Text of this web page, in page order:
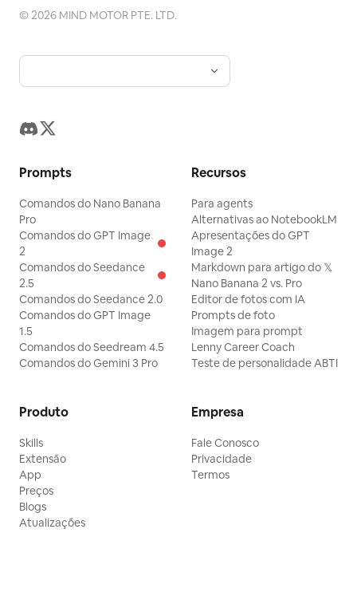
©2026 MIND MOTOR PTE. LTD.
Prompts
Comandos do Nano Banana
Pro
Comandos do GPT Image
2
Comandos do Seedance
2.5
Comandos do Seedance 2.0
Comandos do GPT Image
1.5
Comandos do Seedream 4.5
Comandos do Gemini 3 Pro
Recursos
Para agents
Alternativas ao NotebookLM
Apresentações do GPT
Image 2
Markdown para artigo do 𝕏
Nano Banana 2 vs. Pro
Editor de fotos com IA
Prompts de foto
Imagem para prompt
Lenny Career Coach
Teste de personalidade ABTI
Produto
Skills
Extensão
App
Preços
Blogs
Atualizações
Empresa
Fale Conosco
Privacidade
Termos